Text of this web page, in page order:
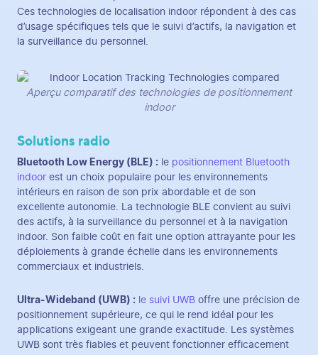
Ces technologies de localisation indoor répondent à des cas
d’usage spécifiques tels que le suivi d’actifs, la navigation et
la surveillance du personnel.
Aperçu comparatif des technologies de positionnement
indoor
Solutions radio
Bluetooth Low Energy (BLE) : le positionnement Bluetooth
indoor est un choix populaire pour les environnements
intérieurs en raison de son prix abordable et de son
excellente autonomie. La technologie BLE convient au suivi
des actifs, à la surveillance du personnel et à la navigation
indoor. Son faible coût en fait une option attrayante pour les
déploiements à grande échelle dans les environnements
commerciaux et industriels.
Ultra-Wideband (UWB) : le suivi UWB offre une précision de
positionnement supérieure, ce qui le rend idéal pour les
applications exigeant une grande exactitude. Les systèmes
UWB sont très fiables et peuvent fonctionner efficacement